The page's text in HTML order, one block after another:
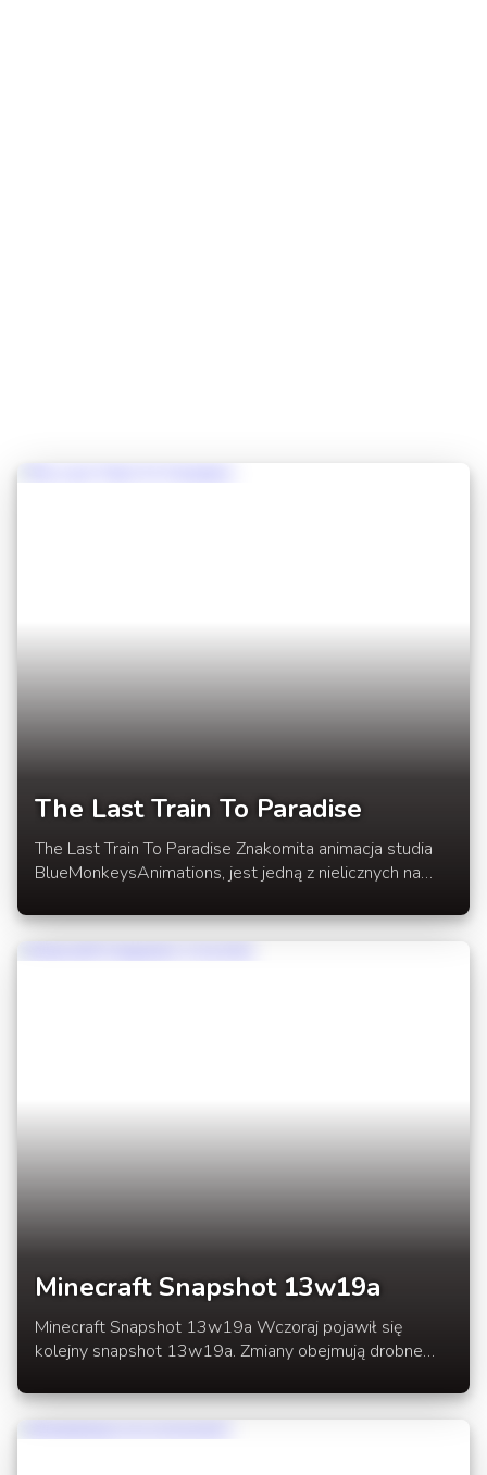
The Last Train To Paradise
The Last Train To Paradise Znakomita animacja studia
BlueMonkeysAnimations, jest jedną z nielicznych na
Efekt pracy studia BMA jest wyśmienity. Nie będziemy
komentować co w filmiku zobaczycie.Takie animacje jak
ta to perełki na Youtubie. Animacja w roziwnięciu
Minecraft Snapshot 13w19a
Minecraft Snapshot 13w19a Wczoraj pojawił się
kolejny snapshot 13w19a. Zmiany obejmują drobne
oraz bloku węgla. Dodano także nowe bloki -
utwardzoną kolorową glinę. Pełna lista zmian w
roziwnięciu newsa.